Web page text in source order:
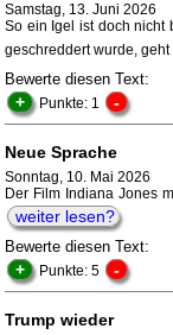
Samstag, 13. Juni 2026
So ein Igel ist doch nicht
geschreddert wurde,
Bewerte diesen Text:
+ Punkte: 1 -
Neue Sprache
Sonntag, 10. Mai 2026
Der Film Indiana Jones
weiter lesen?
Bewerte diesen Text:
+ Punkte: 5 -
Trump wieder